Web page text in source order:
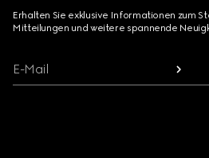
Erhalten Sie exklusive Informationen zum
Mitteilungen und weitere spannende
E-Mail